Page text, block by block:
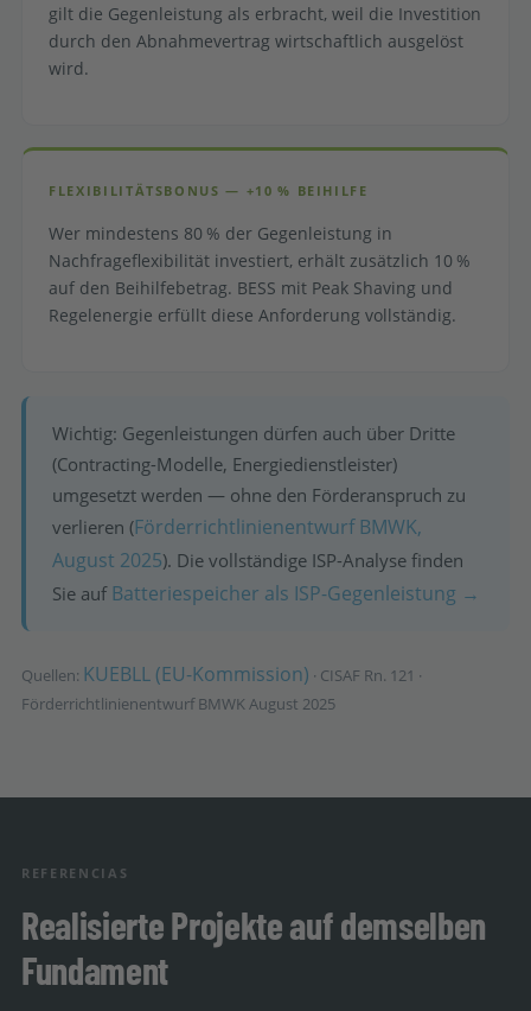
gilt die Gegenleistung als erbracht, weil die Investition
durch den Abnahmevertrag wirtschaftlich ausgelöst
wird.
FLEXIBILITÄTSBONUS — +10 % BEIHILFE
Wer mindestens 80 % der Gegenleistung in
Nachfrageflexibilität investiert, erhält zusätzlich 10 %
auf den Beihilfebetrag. BESS mit Peak Shaving und
Regelenergie erfüllt diese Anforderung vollständig.
Wichtig: Gegenleistungen dürfen auch über Dritte
(Contracting-Modelle, Energiedienstleister)
umgesetzt werden — ohne den Förderanspruch zu
verlieren (Förderrichtlinienentwurf BMWK,
August 2025). Die vollständige ISP-Analyse finden
Sie auf Batteriespeicher als ISP-Gegenleistung →
Quellen: KUEBLL (EU-Kommission) · CISAF Rn. 121 ·
Förderrichtlinienentwurf BMWK August 2025
REFERENCIAS
Realisierte Projekte auf demselben
Fundament